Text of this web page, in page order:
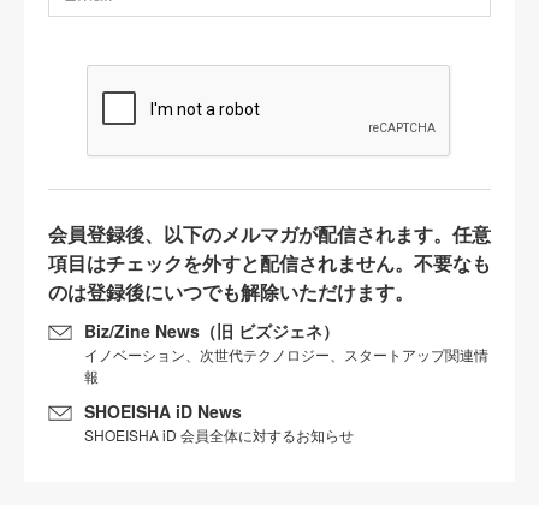
会員登録後、以下のメルマガが配信されます。任意
項目はチェックを外すと配信されません。不要なも
のは登録後にいつでも解除いただけます。
Biz/Zine News（旧 ビズジェネ）
イノベーション、次世代テクノロジー、スタートアップ関連情
報
SHOEISHA iD News
SHOEISHA iD 会員全体に対するお知らせ